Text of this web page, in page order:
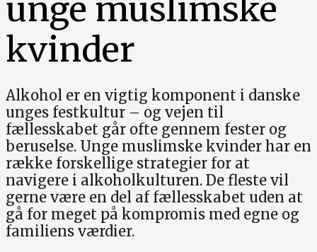
unge muslimske
kvinder
Alkohol er en vigtig komponent i danske
unges festkultur – og vejen til
fællesskabet går ofte gennem fester og
beruselse. Unge muslimske kvinder har en
række forskellige strategier for at
navigere i alkoholkulturen. De fleste vil
gerne være en del af fællesskabet uden at
gå for meget på kompromis med egne og
familiens værdier.